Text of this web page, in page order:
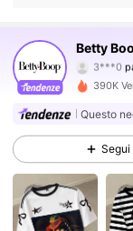
Betty3***0
v***4
4.82
4.82
390K
Questo
Segui